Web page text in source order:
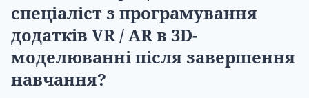
спеціаліст з програмування
додатків VR / AR в 3D-
моделюванні після завершення
навчання?